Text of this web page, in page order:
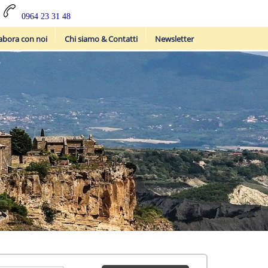
0964 23 31 48
con noi Chi siamo & Contatti Newsletter